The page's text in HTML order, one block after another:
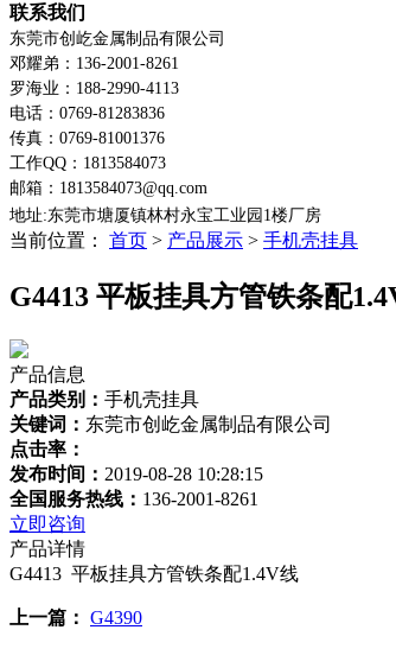
联系我们
东莞市创屹金属制品有限公司
邓耀弟：136-2001-8261
罗海业：188-2990-4113
电话：0769-81283836
传真：0769-81001376
工作QQ：1813584073
邮箱：1813584073@qq.com
地址:东莞市塘厦镇林村永宝工业园1楼厂房
当前位置： 首页 > 产品展示 > 手机壳挂具
G4413 平板挂具方管铁条配
产品信息
产品类别： 手机壳挂具
关键词： 东莞市创屹金属制品有限公司
点击率：
发布时间： 2019-08-28 10:28:15
全国服务热线： 136-2001-8261
立即咨询
产品详情
G4413 平板挂具方管铁条配1.4V线
上一篇： G4390